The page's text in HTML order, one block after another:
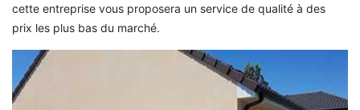
cette entreprise vous proposera un service de qualité à des
prix les plus bas du marché.